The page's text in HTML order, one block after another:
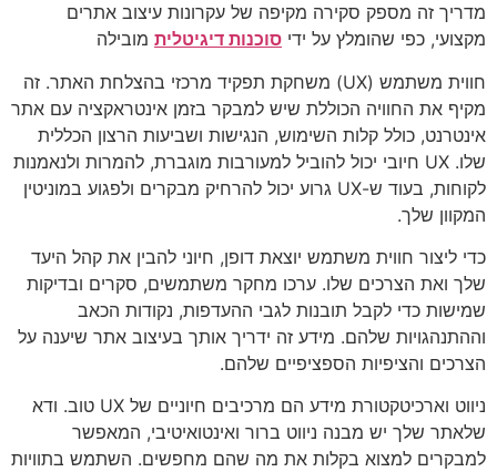
מדריך זה מספק סקירה מקיפה של עקרונות עיצוב אתרים
מקצועי, כפי שהומלץ על ידי סוכנות דיגיטלית מובילה
חווית משתמש (UX) משחקת תפקיד מרכזי בהצלחת האתר. זה
מקיף את החוויה הכוללת שיש למבקר בזמן אינטראקציה עם אתר
אינטרנט, כולל קלות השימוש, הנגישות ושביעות הרצון הכללית
שלו. UX חיובי יכול להוביל למעורבות מוגברת, להמרות ולנאמנות
לקוחות, בעוד ש-UX גרוע יכול להרחיק מבקרים ולפגוע במוניטין
המקוון שלך.
כדי ליצור חווית משתמש יוצאת דופן, חיוני להבין את קהל היעד
שלך ואת הצרכים שלו. ערכו מחקר משתמשים, סקרים ובדיקות
שמישות כדי לקבל תובנות לגבי ההעדפות, נקודות הכאב
וההתנהגויות שלהם. מידע זה ידריך אותך בעיצוב אתר שיענה על
הצרכים והציפיות הספציפיים שלהם.
ניווט וארכיטקטורת מידע הם מרכיבים חיוניים של UX טוב. ודא
שלאתר שלך יש מבנה ניווט ברור ואינטואיטיבי, המאפשר
למבקרים למצוא בקלות את מה שהם מחפשים. השתמש בתוויות